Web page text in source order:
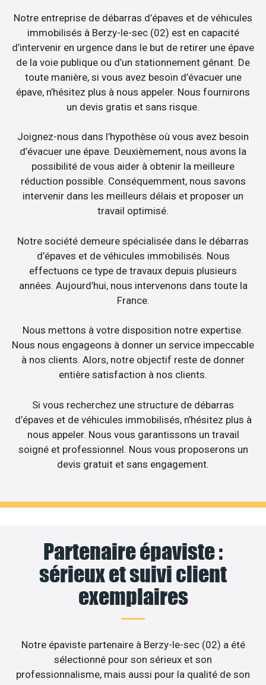
Notre entreprise de débarras d’épaves et de véhicules
immobilisés à Berzy-le-sec (02) est en capacité
d’intervenir en urgence dans le but de retirer une épave
de la voie publique ou d’un stationnement gênant. De
toute manière, si vous avez besoin d’évacuer une
épave, n’hésitez plus à nous appeler. Nous fournirons
un devis gratis et sans risque.
Joignez-nous dans l’hypothèse où vous avez besoin
d’évacuer une épave. Deuxièmement, nous avons la
possibilité de vous aider à obtenir la meilleure
réduction possible. Conséquemment, nous savons
intervenir dans les meilleurs délais et proposer un
travail optimisé.
Notre société demeure spécialisée dans le débarras
d’épaves et de véhicules immobilisés. Nous
effectuons ce type de travaux depuis plusieurs
années. Aujourd’hui, nous intervenons dans toute la
France.
Nous mettons à votre disposition notre expertise.
Nous nous engageons à donner un service impeccable
à nos clients. Alors, notre objectif reste de donner
entière satisfaction à nos clients.
Si vous recherchez une structure de débarras
d’épaves et de véhicules immobilisés, n’hésitez plus à
nous appeler. Nous vous garantissons un travail
soigné et professionnel. Nous vous proposerons un
devis gratuit et sans engagement.
Partenaire épaviste :
sérieux et suivi client
exemplaires
Notre épaviste partenaire à Berzy-le-sec (02) a été
sélectionné pour son sérieux et son
professionnalisme, mais aussi pour la qualité de son